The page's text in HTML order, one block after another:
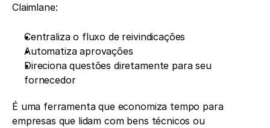
Claimlane:
Centraliza o fluxo de reivindicações
Automatiza aprovações
Direciona questões diretamente para seu
fornecedor
É uma ferramenta que economiza tempo para
empresas que lidam com bens técnicos ou